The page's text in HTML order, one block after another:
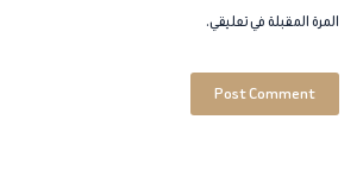
المرة المقبلة في تعليقي.